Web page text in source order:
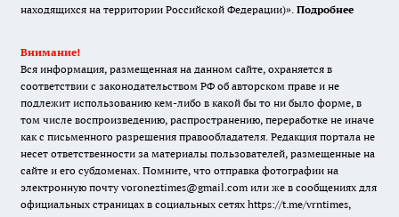
находящихся на территории Российской Федерации)». Подробнее
Внимание!
Вся информация, размещенная на данном сайте, охраняется в
соответствии с законодательством РФ об авторском праве и не
подлежит использованию кем-либо в какой бы то ни было форме, в
том числе воспроизведению, распространению, переработке не иначе
как с письменного разрешения правообладателя. Редакция портала не
несет ответственности за материалы пользователей, размещенные на
сайте и его субдоменах. Помните, что отправка фотографии на
электронную почту voroneztimes@gmail.com или же в сообщениях для
официальных страницах в социальных сетях https://t.me/vrntimes,